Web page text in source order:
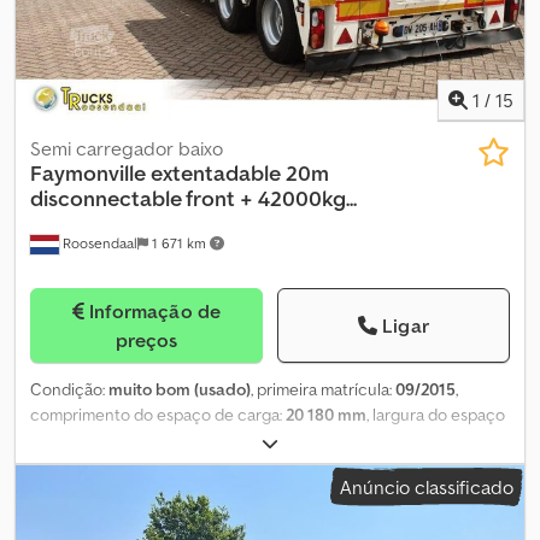
57.750 kg Peso Bruto Total (PBT): 80.000 kg
1 / 15
Roosendaal 1 671 km
Semi carregador baixo
Faymonvilleextentadable 20m
disconnectable front + 42000kg...
Informação de
preços
Ligar
Condição: muito bom (usado), primeira matrícula:09/2015,
comprimento do espaço de carga:20 180 mm, largura do espaço
, Ano de fabrico:
nenhum Dedpfx Aeymrb Ssn Njkr YAFTL2007F0017329 = Mais
informações = Peso vazio: 13.600 kg Capacidade de carga: 28.400
kg Peso bruto total: 42.000 kg Estado técnico: muito bom Estado
Anúncio classificado